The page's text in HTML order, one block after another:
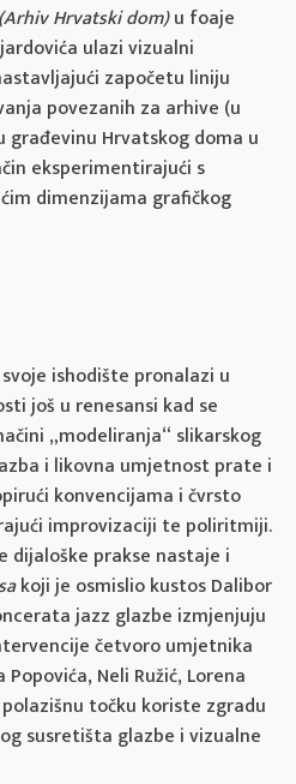
Hrvatski dom)u foaje
ulazi vizualni
započetu liniju
povezanih za arhive (u
građevinu Hrvatskog doma u
eksperimentirajući s
dimenzijama grafičkog
ishodište pronalazi u
još u renesansi kad se
„modeliranja“ slikarskog
i likovna umjetnost prate i
konvencijama i čvrsto
improvizaciji te poliritmiji.
dijaloške prakse nastaje i
koji je osmislio kustos Dalibor
jazz glazbe izmjenjuju
četvoro umjetnika
Neli Ružić, Lorena
točku koriste zgradu
susretišta glazbe i vizualne